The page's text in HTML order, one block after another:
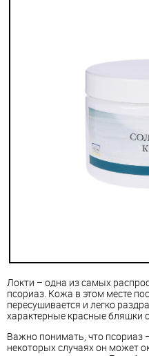
Локти – одна из самых
псориаз. Кожа в этом месте
пересушивается и легко
характерные красные бляшки
Важно понимать, что псориаз
некоторых случаях он может